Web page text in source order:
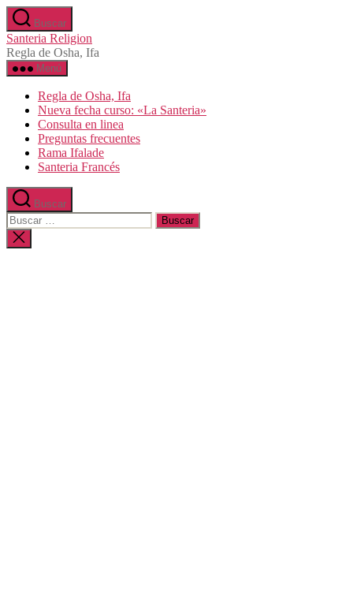
Saltar
al
contenido
Buscar
Santeria Religion
Regla de Osha, Ifa
Menú
Regla de Osha, Ifa
Nueva fecha curso: «La Santeria»
Consulta en linea
Preguntas frecuentes
Rama Ifalade
Santeria Francés
Buscar
Buscar:
Cerrar
la